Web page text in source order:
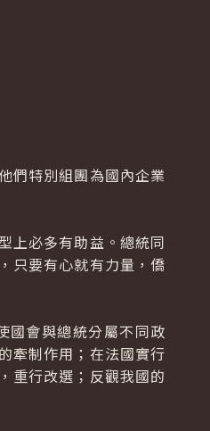
們特別組團為國內企業
上必多有助益。總統同
只要有心就有力量，僑
會與總統分屬不同政
牽制作用；在法國實行
重行改選；反觀我國的